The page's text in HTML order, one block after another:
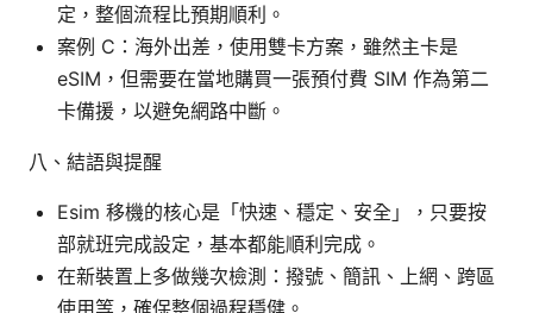
定，整個流程比預期順利。
案例 C：海外出差，使用雙卡方案，雖然主卡是
eSIM，但需要在當地購買一張預付費 SIM 作為第二
卡備援，以避免網路中斷。
八、結語與提醒
Esim 移機的核心是「快速、穩定、安全」，只要按
部就班完成設定，基本都能順利完成。
在新裝置上多做幾次檢測：撥號、簡訊、上網、跨區
使用等，確保整個過程穩健。